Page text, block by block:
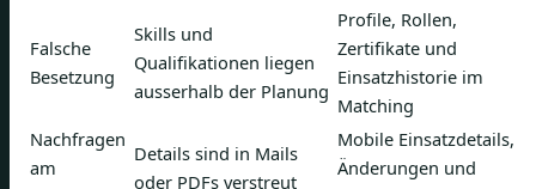
Falsche
Besetzung
Skills und
Qualifikationen liegen
ausserhalb der Planung
Profile, Rollen,
Zertifikate und
Einsatzhistorie im
Matching
Nachfragen
am
Details sind in Mails
oder PDFs verstreut
Mobile Einsatzdetails,
Änderungen und